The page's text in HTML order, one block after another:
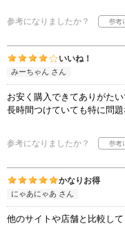
参考になりましたか？
いいね！
みーちゃん さん
お安く購入できてありがたい
長時間つけていても特に問題
参考になりましたか？
かなりお得
にゃあにゃあ さん
他のサイトや店舗と比較し